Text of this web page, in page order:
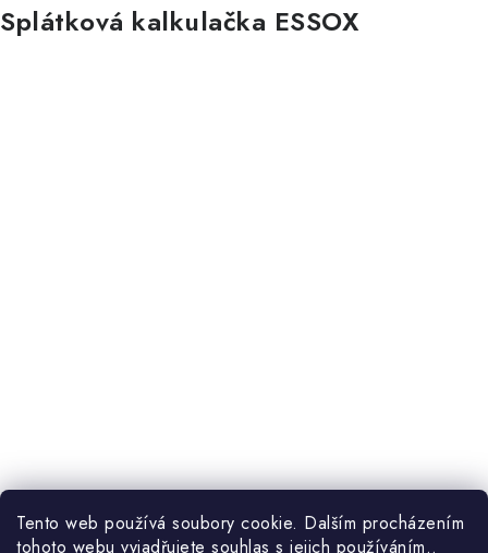
Tento web používá soubory cookie. Dalším procházením
tohoto webu vyjadřujete souhlas s jejich používáním..
Splátková kalkulačka ESSOX